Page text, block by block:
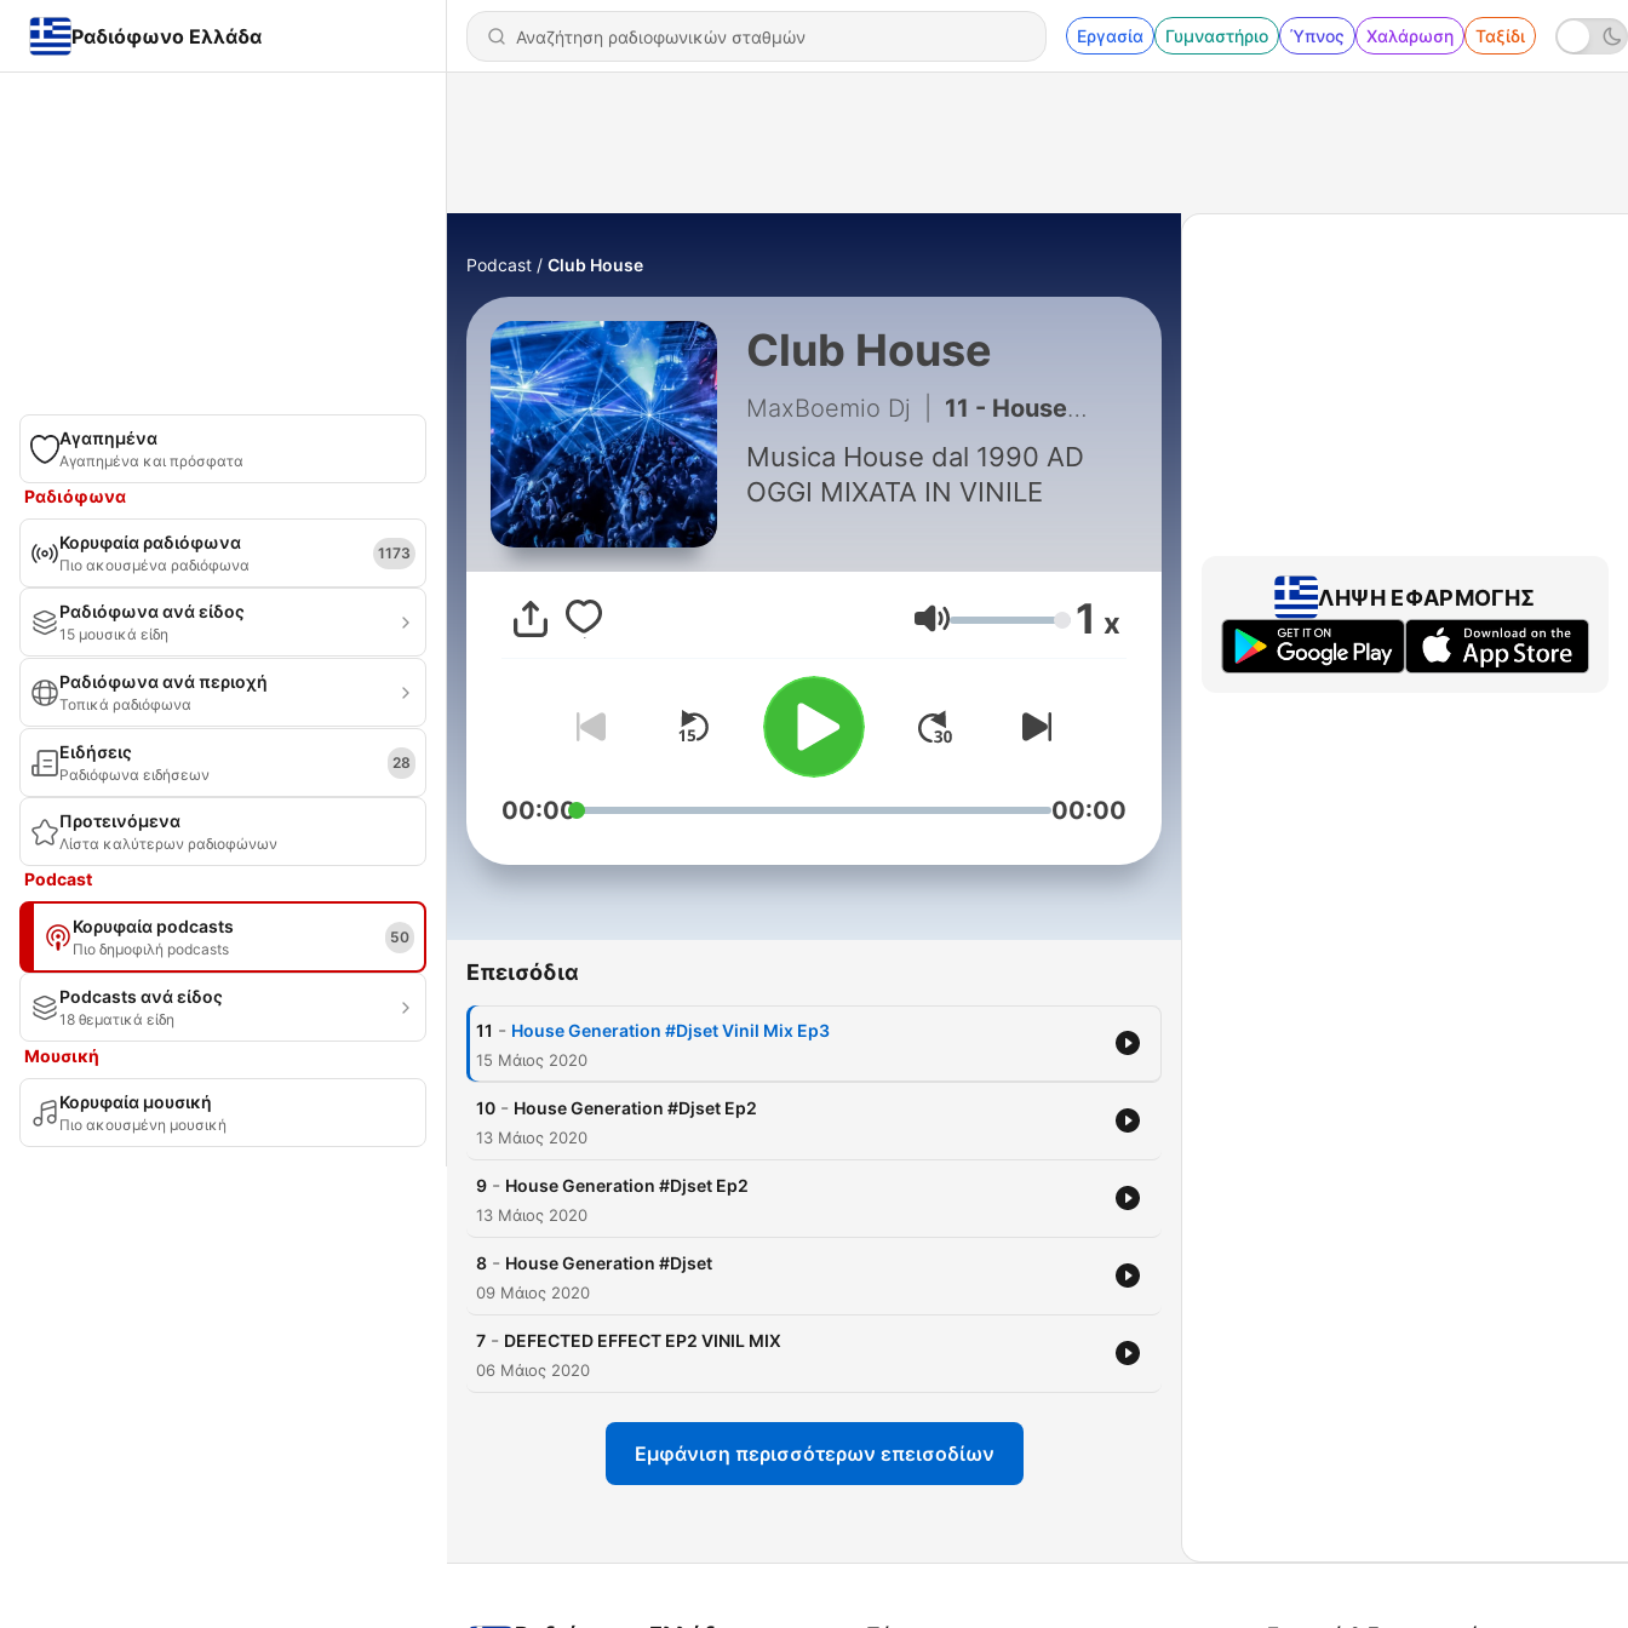
Ραδιόφωνο Ελλάδα Εργασία Γυμναστήριο Ύπνος Χαλάρωση Ταξίδι
Αγαπημένα
Αγαπημένα και πρόσφατα
Ραδιόφωνα
Κορυφαία ραδιόφωνα
Πιο ακουσμένα ραδιόφωνα
1173
Ραδιόφωνα ανά είδος
15 μουσικά είδη
Ραδιόφωνα ανά περιοχή
Τοπικά ραδιόφωνα
Ειδήσεις
Ραδιόφωνα ειδήσεων
28
Προτεινόμενα
Λίστα καλύτερων ραδιοφώνων
Podcast
Κορυφαία podcasts
Πιο δημοφιλή podcasts
50
Podcasts ανά είδος
18 θεματικά είδη
Μουσική
Κορυφαία μουσική
Πιο ακουσμένη μουσική
Podcast Club House
Club House
MaxBoemio Dj 11 - House Generation #Djset Vinil Mix Ep3
Musica House dal 1990 AD
OGGI MIXATA IN VINILE
Ένταση 1 x
00:00 00:00
Επεισόδια
11 - House Generation #Djset Vinil Mix Ep3
15 Μάιος 2020
10 - House Generation #Djset Ep2
13 Μάιος 2020
9 - House Generation #Djset Ep2
13 Μάιος 2020
8 - House Generation #Djset
09 Μάιος 2020
7 - DEFECTED EFFECT EP2 VINIL MIX
06 Μάιος 2020
Εμφάνιση περισσότερων επεισοδίων
ΛΉΨΗ ΕΦΑΡΜΟΓΉΣ